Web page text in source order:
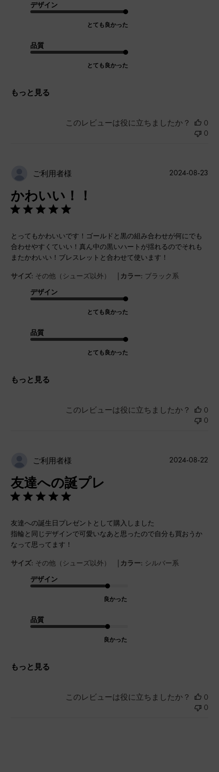
デザイン
とても良かった
品質
とても良かった
もっと見る
このレビューは役に立ちましたか？
0
0
ご利用者様
かわいい！！
とってもかわいいです！ゴールドと黒の組み合わせが何にでも
合わせやすくていい！真ん中の黒いハートが揺れるのでそれも
またかわいい！ブレスレットと合わせて使います！
サイズ: その他（シューズ以外） | カラー: ブラック系
デザイン
とても良かった
品質
とても良かった
もっと見る
公
2024-08-23
このレビューは役に立ちましたか？
0
0
ご利用者様
友達への誕プレ
友達への誕生日プレゼントとして購入しました
指輪と同じデザインで可愛いなあと思ったので自分も買おうか
なって思ってます！
サイズ: その他（シューズ以外） | カラー: シルバー系
デザイン
良かった
品質
良かった
もっと見る
公
2024-08-22
このレビューは役に立ちましたか？
0
0